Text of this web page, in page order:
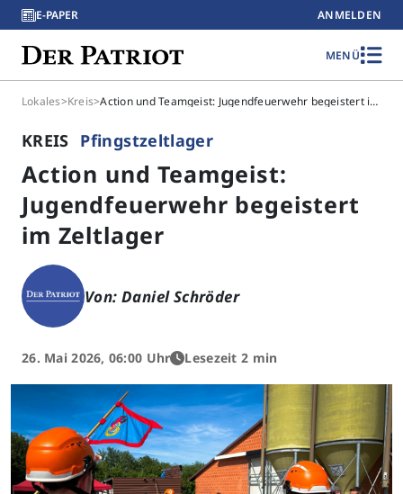
E-PAPER ANMELDEN
MENÜ
Lokales>Kreis> Action und Teamgeist: Jugendfeuerwehr begeistert im Zeltlager
KREIS Pfingstzeltlager
Action und Teamgeist:
Jugendfeuerwehr begeistert
im Zeltlager
Von: Daniel Schröder
26. Mai 2026, 06:00 Uhr Lesezeit 2 min